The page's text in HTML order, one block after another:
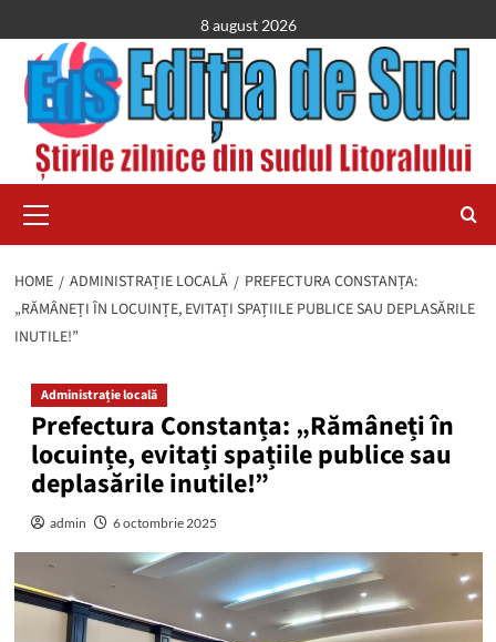
to
content
8 august 2026
Menu
HOME ADMINISTRAȚIE LOCALĂ
PREFECTURA CONSTANȚA:
„RĂMÂNEȚI ÎN LOCUINȚE, EVITAȚI SPAȚIILE PUBLICE SAU DEPLASĂRILE
INUTILE!”
Administrație locală
Prefectura Constanța: „Rămâneți în
locuințe, evitați spațiile publice sau
deplasările inutile!”
admin 6 octombrie 2025